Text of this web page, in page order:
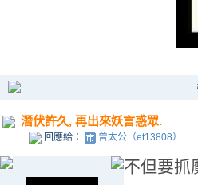
潛伏許久, 再出來妖言惑眾.
回應給： 曾太公（et13808）
不但要抓